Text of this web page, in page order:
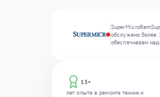
обслужено более
обеспечиваем
13+
лет опыта в ремонте техники